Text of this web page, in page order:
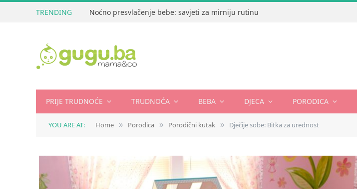
TRENDING Noćno presvlačenje bebe: savjeti za mirniju rutinu
PRIJE TRUDNOĆE TRUDNOĆA BEBA DJECA PORODICA
YOU ARE AT: Home » Porodica » Porodični kutak » Dječije sobe: Bitka za urednost